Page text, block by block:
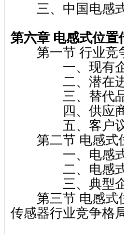
三、中国电感式
第六章 电感式位置
第一节 行业竞
一、现有企
二、潜在进
三、替代品
四、供应商
五、客户议
第二节 电感式
一、电感式位
二、电感式位
三、典型企业
第三节 电感式位
传感器行业竞争格